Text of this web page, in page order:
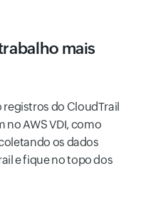
mais
registros do CloudTrail
no AWS VDI, como
os dados
e fique no topo dos